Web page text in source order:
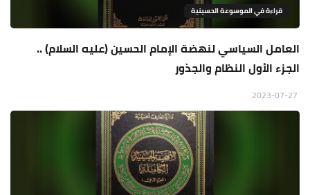
قراءة في الموسوعة الحسينية
العامل السياسي لنهضة الإمام الحسين (عليه السلام) ..
الجزء الأول النظام والجذور